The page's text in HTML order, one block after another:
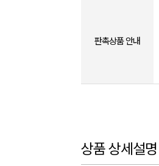
판촉상품 안내
상품 상세설명